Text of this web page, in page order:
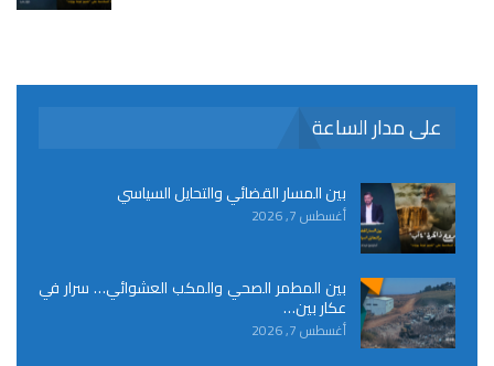
على مدار الساعة
بين المسار القضائي والتحايل السياسي
أغسطس 7, 2026
بين المطمر الصحي والمكب العشوائي… سرار في
عكار بين…
أغسطس 7, 2026